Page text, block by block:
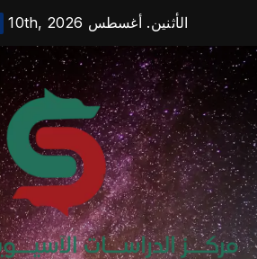
content
الأثنين. أغسطس 10th, 2026